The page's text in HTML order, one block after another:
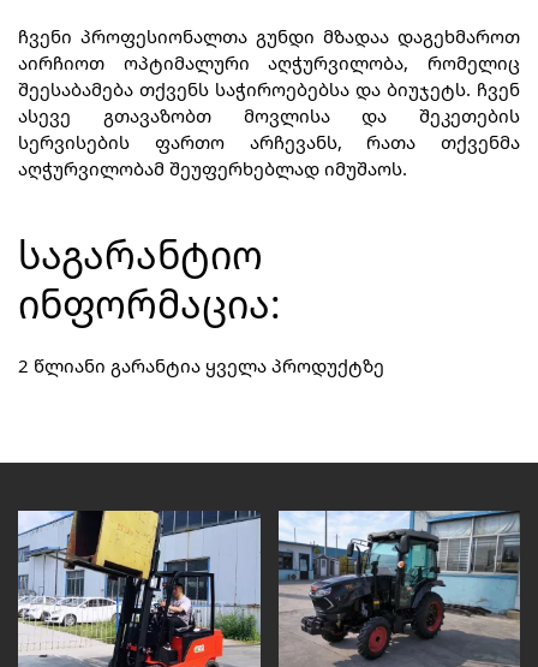
ჩვენი პროფესიონალთა გუნდი მზადაა დაგეხმაროთ
აირჩიოთ ოპტიმალური აღჭურვილობა, რომელიც
შეესაბამება თქვენს საჭიროებებსა და ბიუჯეტს. ჩვენ
ასევე გთავაზობთ მოვლისა და შეკეთების
სერვისების ფართო არჩევანს, რათა თქვენმა
აღჭურვილობამ შეუფერხებლად იმუშაოს.
ᲡᲐᲒᲐᲠᲐᲜᲢᲘᲝ
ᲘᲜᲤᲝᲠᲛᲐᲪᲘᲐ:
2 წლიანი გარანტია ყველა პროდუქტზე